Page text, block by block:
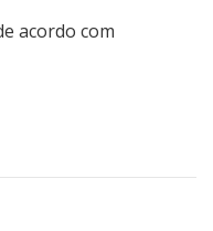
acordo com